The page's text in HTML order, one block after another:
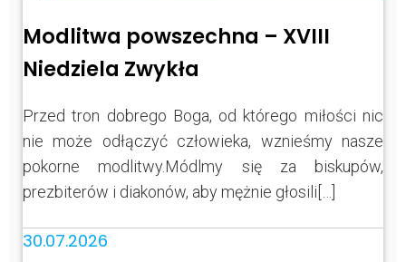
Modlitwa powszechna – XVIII
Niedziela Zwykła
Przed tron dobrego Boga, od którego miłości nic
nie może odłączyć człowieka, wznieśmy nasze
pokorne modlitwy.Módlmy się za biskupów,
prezbiterów i diakonów, aby mężnie głosili[…]
30.07.2026